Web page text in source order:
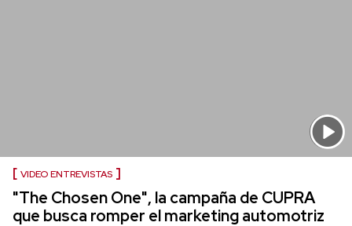
VIDEO ENTREVISTAS
"The Chosen One", la campaña de CUPRA
que busca romper el marketing automotriz